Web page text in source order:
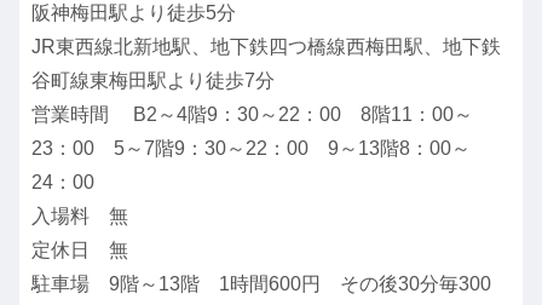
阪神梅田駅より徒歩5分
JR東西線北新地駅、地下鉄四つ橋線西梅田駅、地下鉄
谷町線東梅田駅より徒歩7分
営業時間 B2～4階9：30～22：00 8階11：00～
23：00 5～7階9：30～22：00 9～13階8：00～
24：00
入場料 無
定休日 無
駐車場 9階～13階 1時間600円 その後30分毎300